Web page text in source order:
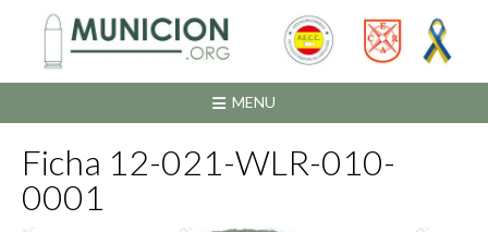
contenido
MENU
Ficha 12-021-WLR-010-
0001